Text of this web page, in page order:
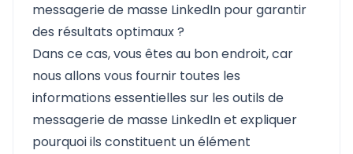
messagerie de masse LinkedIn pour garantir
des résultats optimaux ?
Dans ce cas, vous êtes au bon endroit, car
nous allons vous fournir toutes les
informations essentielles sur les outils de
messagerie de masse LinkedIn et expliquer
pourquoi ils constituent un élément